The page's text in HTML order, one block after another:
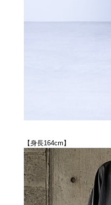
【身長164cm】